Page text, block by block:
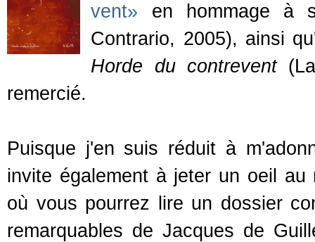
vent» en hommage à
Contrario, 2005), ainsi
Horde du contrevent(La
remercié.
Puisque j'en suis réduit à
invite également à jeter un oeil
où vous pourrez lire un dossier
remarquables de Jacques de